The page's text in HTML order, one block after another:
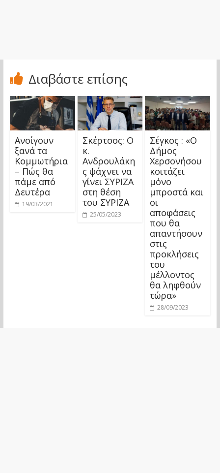
Διαβάστε επίσης
Ανοίγουν
ξανά τα
Κομμωτήρια
– Πώς θα
πάμε από
Δευτέρα
19/03/2021
Σκέρτσος: Ο
κ.
Ανδρουλάκη
ς ψάχνει να
γίνει ΣΥΡΙΖΑ
στη θέση
του ΣΥΡΙΖΑ
25/05/2023
Σέγκος : «Ο
Δήμος
Χερσονήσου
κοιτάζει
μόνο
μπροστά και
οι
αποφάσεις
που θα
απαντήσουν
στις
προκλήσεις
του
μέλλοντος
θα ληφθούν
τώρα»
28/09/2023